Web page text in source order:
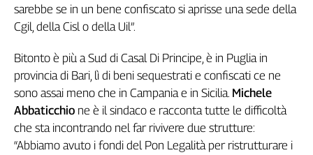
Emilia-
Romagna
Venezia
Giulia
Lazio
Liguria
Lombardia
Marche
sarebbe se in un bene confiscato si aprisse una sede della
Cgil, della Cisl o della Uil”.
Bitonto è più a Sud di Casal Di Principe, è in Puglia in
provincia di Bari, lì di beni sequestrati e confiscati ce ne
sono assai meno che in Campania e in Sicilia. Michele
Abbaticchio ne è il sindaco e racconta tutte le difficoltà
che sta incontrando nel far rivivere due strutture:
“Abbiamo avuto i fondi del Pon Legalità per ristrutturare i